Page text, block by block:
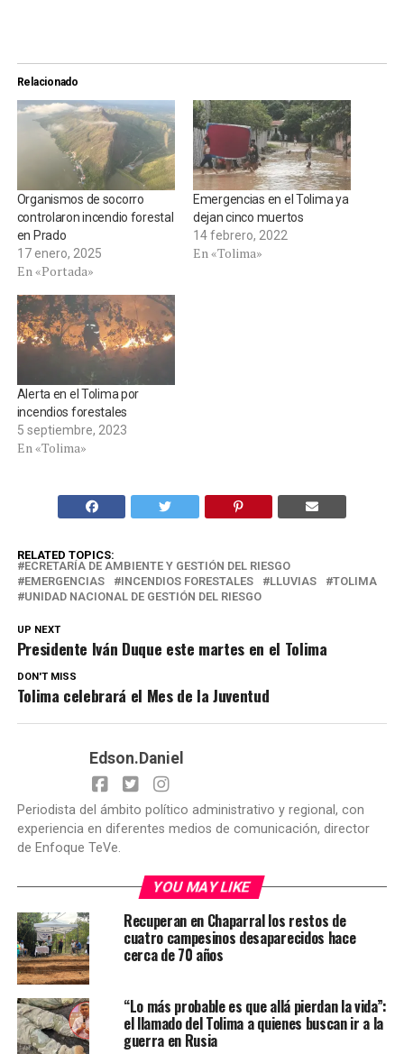
Relacionado
Organismos de socorro
controlaron incendio forestal
en Prado
17 enero, 2025
En «Portada»
Emergencias en el Tolima ya
dejan cinco muertos
14 febrero, 2022
En «Tolima»
Alerta en el Tolima por
incendios forestales
5 septiembre, 2023
En «Tolima»
RELATED TOPICS:
ECRETARÍA DE AMBIENTE Y GESTIÓN DEL RIESGO
EMERGENCIAS
INCENDIOS FORESTALES LLUVIAS
TOLIMA
UNIDAD NACIONAL DE GESTIÓN DEL RIESGO
UP NEXT
Presidente Iván Duque este martes en el Tolima
DON'T MISS
Tolima celebrará el Mes de la Juventud
Edson.Daniel
Periodista del ámbito político administrativo y regional, con
experiencia en diferentes medios de comunicación, director
de Enfoque TeVe.
YOU MAY LIKE
Recuperan en Chaparral los restos de
cuatro campesinos desaparecidos hace
cerca de 70 años
“Lo más probable es que allá pierdan la vida”:
el llamado del Tolima a quienes buscan ir a la
guerra en Rusia